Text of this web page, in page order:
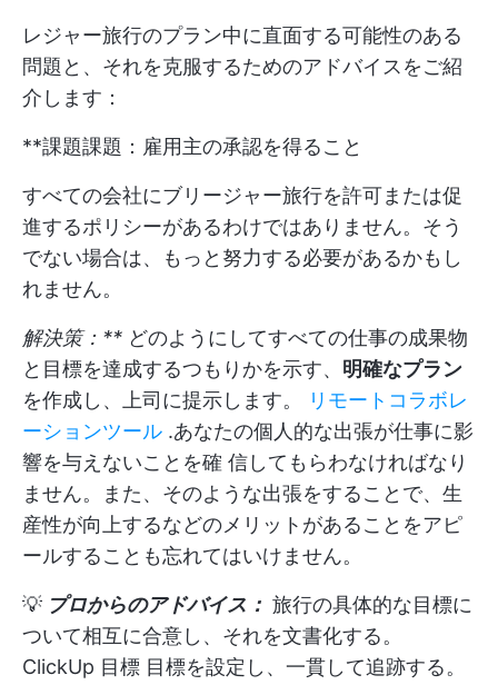
レジャー旅行のプラン中に直面する可能性のある
問題と、それを克服するためのアドバイスをご紹
介します：
**課題課題：雇用主の承認を得ること
すべての会社にブリージャー旅行を許可または促
進するポリシーがあるわけではありません。そう
でない場合は、もっと努力する必要があるかもし
れません。
解決策：** どのようにしてすべての仕事の成果物
と目標を達成するつもりかを示す、 明確なプラン
を作成し、上司に提示します。
リモートコラボレ
ーションツール .あなたの個人的な出張が仕事に影
響を与えないことを確 信してもらわなければなり
ません。また、そのような出張をすることで、生
産性が向上するなどのメリットがあることをアピ
ールすることも忘れてはいけません。
💡 プロからのアドバイス： 旅行の具体的な目標に
ついて相互に合意し、それを文書化する。
ClickUp 目標 目標を設定し、一貫して追跡する。